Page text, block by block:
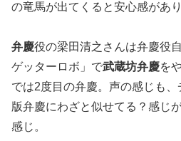
の竜馬が出てくると安心感があり
弁慶役の梁田清之さんは弁慶役
ゲッターロボ」で武蔵坊弁慶を
では2度目の弁慶。声の感じも
版弁慶にわざと似せてる？感じ
感じ。